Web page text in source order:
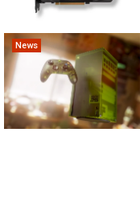
News